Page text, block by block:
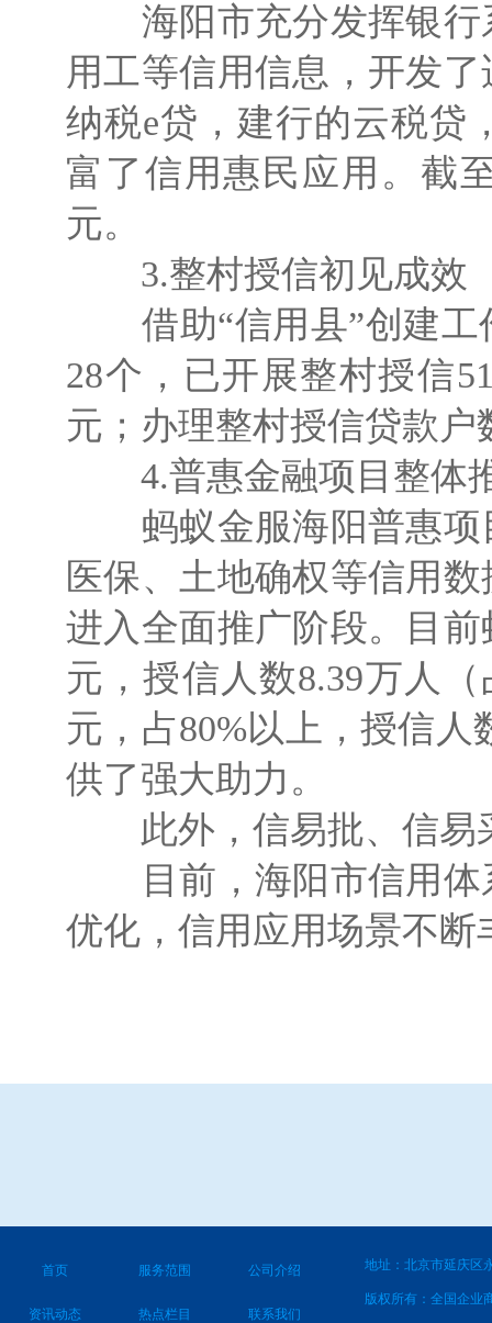
海阳市充分发挥银行
用工等信用信息，开发
纳税e贷，建行的云税贷
富了信用惠民应用。截
元。
3.整村授信初见成效
借助“信用县”创建工
28个，已开展整村授信
元；办理整村授信贷款户
4.普惠金融项目整体
蚂蚁金服海阳普惠项
医保、土地确权等信用
进入全面推广阶段。目
元，授信人数8.39万人
元，占80%以上，授信
供了强大助力。
此外，信易批、信易采
目前，海阳市信用体
优化，信用应用场景不断
首页 服务范围 公司介绍
资讯动态 热点栏目 联系我们
地址：北京市延庆区
版权所有：全国企业